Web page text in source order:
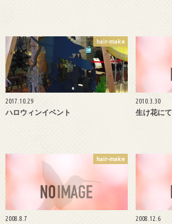
hair-make
2017.10.29
ハロウィンイベント
2010.3.30
生け花にて
hair-make
2008.8.7 2008.12.6